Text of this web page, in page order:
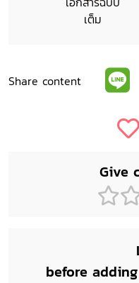
เต็ม
Share content
Give
before